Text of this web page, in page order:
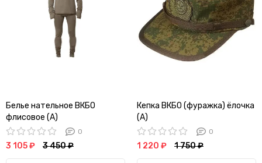
Белье нательное ВКБО
флисовое (А)
0
3 105 ₽ 3 450 ₽
Кепка ВКБО (фуражка) ёлочка
(А)
0
1 220 ₽ 1 750 ₽